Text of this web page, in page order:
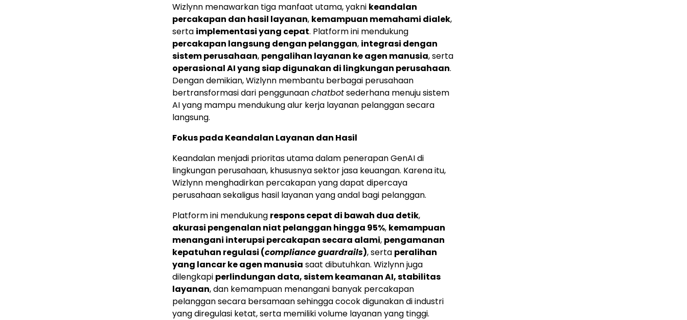
Wizlynn menawarkan tiga manfaat utama, yakni keandalan
percakapan dan hasil layanan, kemampuan memahami dialek,
serta implementasi yang cepat. Platform ini mendukung
percakapan langsung dengan pelanggan, integrasi dengan
sistem perusahaan, pengalihan layanan ke agen manusia, serta
operasional AI yang siap digunakan di lingkungan perusahaan.
Dengan demikian, Wizlynn membantu berbagai perusahaan
bertransformasi dari penggunaanchatbotsederhana menuju sistem
AI yang mampu mendukung alur kerja layanan pelanggan secara
langsung.
Fokus pada Keandalan Layanan dan Hasil
Keandalan menjadi prioritas utama dalam penerapan GenAI di
lingkungan perusahaan, khususnya sektor jasa keuangan. Karena itu,
Wizlynn menghadirkan percakapan yang dapat dipercaya
perusahaan sekaligus hasil layanan yang andal bagi pelanggan.
Platform ini mendukung respons cepat di bawah dua detik,
akurasi pengenalan niat pelanggan hingga 95%, kemampuan
menangani interupsi percakapan secara alami, pengamanan
kepatuhan regulasi (compliance guardrails), serta peralihan
yang lancar ke agen manusia saat dibutuhkan. Wizlynn juga
dilengkapi perlindungan data, sistem keamanan AI, stabilitas
layanan, dan kemampuan menangani banyak percakapan
pelanggan secara bersamaan sehingga cocok digunakan di industri
yang diregulasi ketat, serta memiliki volume layanan yang tinggi.